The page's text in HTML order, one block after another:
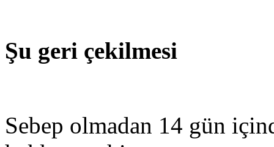
Şu geri çekilmesi
Sebep olmadan 14 gün